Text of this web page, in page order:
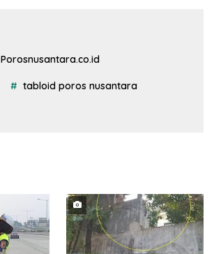
Porosnusantara.co.id
tabloid poros nusantara